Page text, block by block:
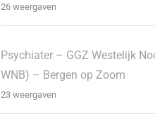
26 weergaven
Psychiater – GGZ Westelijk
WNB) – Bergen op Zoom
23 weergaven